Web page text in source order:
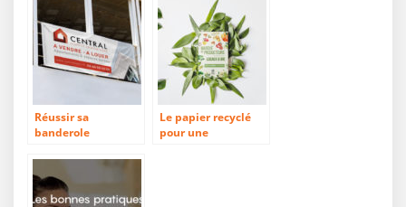
Réussir sa
banderole
Le papier recyclé
pour une